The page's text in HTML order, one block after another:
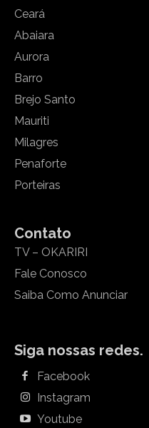
Ceará
Abaiara
Aurora
Barro
Brejo Santo
Mauriti
Milagres
Penaforte
Porteiras
Contato
TV – OKARIRI
Fale Conosco
Saiba Como Anunciar
Siga nossas redes.
Facebook
Instagram
Youtube